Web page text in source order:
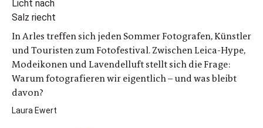
In Arles treffen sich jeden Sommer Fotografen, Künstler
und Touristen zum Fotofestival. Zwischen Leica-Hype,
Modeikonen und Lavendelluft stellt sich die Frage:
Warum fotografieren wir eigentlich – und was bleibt
davon?
Laura Ewert